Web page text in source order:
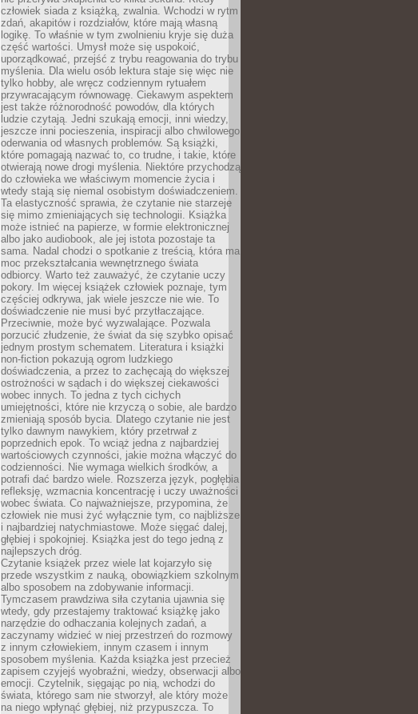
człowiek siada z książką, zwalnia. Wchodzi w rytm
zdań, akapitów i rozdziałów, które mają własną
logikę. To właśnie w tym zwolnieniu kryje się duża
część wartości. Umysł może się uspokoić,
uporządkować, przejść z trybu reagowania do trybu
myślenia. Dla wielu osób lektura staje się więc nie
tylko hobby, ale wręcz codziennym rytuałem
przywracającym równowagę. Ciekawym aspektem
jest także różnorodność powodów, dla których
ludzie czytają. Jedni szukają emocji, inni wiedzy,
jeszcze inni pocieszenia, inspiracji albo chwilowego
oderwania od własnych problemów. Są książki,
które pomagają nazwać to, co trudne, i takie, które
otwierają nowe drogi myślenia. Niektóre przychodzą
do człowieka we właściwym momencie życia i
wtedy stają się niemal osobistym doświadczeniem.
Ta elastyczność sprawia, że czytanie nie starzeje
się mimo zmieniających się technologii. Książka
może istnieć na papierze, w formie elektronicznej
albo jako audiobook, ale jej istota pozostaje ta
sama. Nadal chodzi o spotkanie z treścią, która ma
moc przekształcania wewnętrznego świata
odbiorcy. Warto też zauważyć, że czytanie uczy
pokory. Im więcej książek człowiek poznaje, tym
częściej odkrywa, jak wiele jeszcze nie wie. To
doświadczenie nie musi być przytłaczające.
Przeciwnie, może być wyzwalające. Pozwala
porzucić złudzenie, że świat da się szybko opisać
jednym prostym schematem. Literatura i książki
non-fiction pokazują ogrom ludzkiego
doświadczenia, a przez to zachęcają do większej
ostrożności w sądach i do większej ciekawości
wobec innych. To jedna z tych cichych
umiejętności, które nie krzyczą o sobie, ale bardzo
zmieniają sposób bycia. Dlatego czytanie nie jest
tylko dawnym nawykiem, który przetrwał z
poprzednich epok. To wciąż jedna z najbardziej
wartościowych czynności, jakie można włączyć do
codzienności. Nie wymaga wielkich środków, a
potrafi dać bardzo wiele. Rozszerza język, pogłębia
refleksję, wzmacnia koncentrację i uczy uważności
wobec świata. Co najważniejsze, przypomina, że
człowiek nie musi żyć wyłącznie tym, co najbliższe
i najbardziej natychmiastowe. Może sięgać dalej,
głębiej i spokojniej. Książka jest do tego jedną z
najlepszych dróg.
Czytanie książek przez wiele lat kojarzyło się
przede wszystkim z nauką, obowiązkiem szkolnym
albo sposobem na zdobywanie informacji.
Tymczasem prawdziwa siła czytania ujawnia się
wtedy, gdy przestajemy traktować książkę jako
narzędzie do odhaczania kolejnych zadań, a
zaczynamy widzieć w niej przestrzeń do rozmowy
z innym człowiekiem, innym czasem i innym
sposobem myślenia. Każda książka jest przecież
zapisem czyjejś wyobraźni, wiedzy, obserwacji albo
emocji. Czytelnik, sięgając po nią, wchodzi do
świata, którego sam nie stworzył, ale który może
na niego wpłynąć głębiej, niż przypuszcza. To